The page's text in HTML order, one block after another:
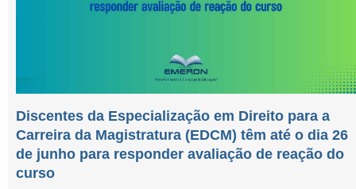
Discentes da Especialização em Direito para a
Carreira da Magistratura (EDCM) têm até o dia 26
de junho para responder avaliação de reação do
curso